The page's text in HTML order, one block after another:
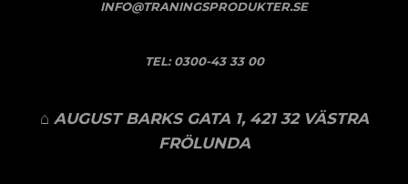
INFO@TRANINGSPRODUKTER.SE
TEL:0300-43 33 00
⌂ AUGUST BARKS GATA 1, 421 32 VÄSTRA
FRÖLUNDA